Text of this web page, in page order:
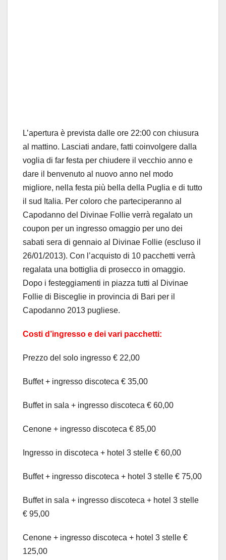
L’apertura è prevista dalle ore 22:00 con chiusura
al mattino. Lasciati andare, fatti coinvolgere dalla
voglia di far festa per chiudere il vecchio anno e
dare il benvenuto al nuovo anno nel modo
migliore, nella festa più bella della Puglia e di tutto
il sud Italia. Per coloro che parteciperanno al
Capodanno del Divinae Follie verrà regalato un
coupon per un ingresso omaggio per uno dei
sabati sera di gennaio al Divinae Follie (escluso il
26/01/2013). Con l’acquisto di 10 pacchetti verrà
regalata una bottiglia di prosecco in omaggio.
Dopo i festeggiamenti in piazza tutti al Divinae
Follie di Bisceglie in provincia di Bari per il
Capodanno 2013 pugliese.
Costi d’ingresso e dei vari pacchetti:
Prezzo del solo ingresso € 22,00
Buffet + ingresso discoteca € 35,00
Buffet in sala + ingresso discoteca € 60,00
Cenone + ingresso discoteca € 85,00
Ingresso in discoteca + hotel 3 stelle € 60,00
Buffet + ingresso discoteca + hotel 3 stelle € 75,00
Buffet in sala + ingresso discoteca + hotel 3 stelle
€ 95,00
Cenone + ingresso discoteca + hotel 3 stelle €
125,00